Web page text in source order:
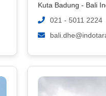
Kuta Badung - Bali
021 - 5011 2224